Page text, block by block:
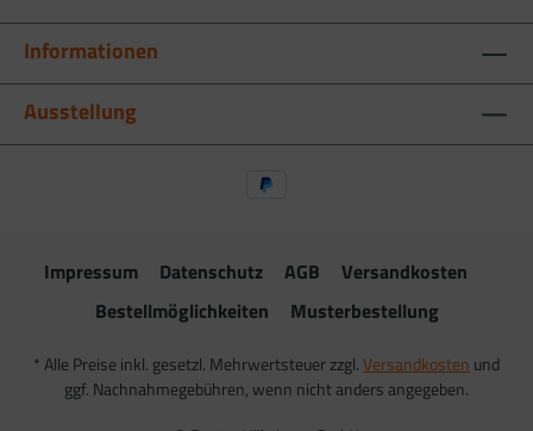
Informationen
Ausstellung
Impressum Datenschutz AGB
Versandkosten
Bestellmöglichkeiten
Musterbestellung
* Alle Preise inkl. gesetzl. Mehrwertsteuer zzgl.Versandkosten und
ggf. Nachnahmegebühren, wenn nicht anders angegeben.